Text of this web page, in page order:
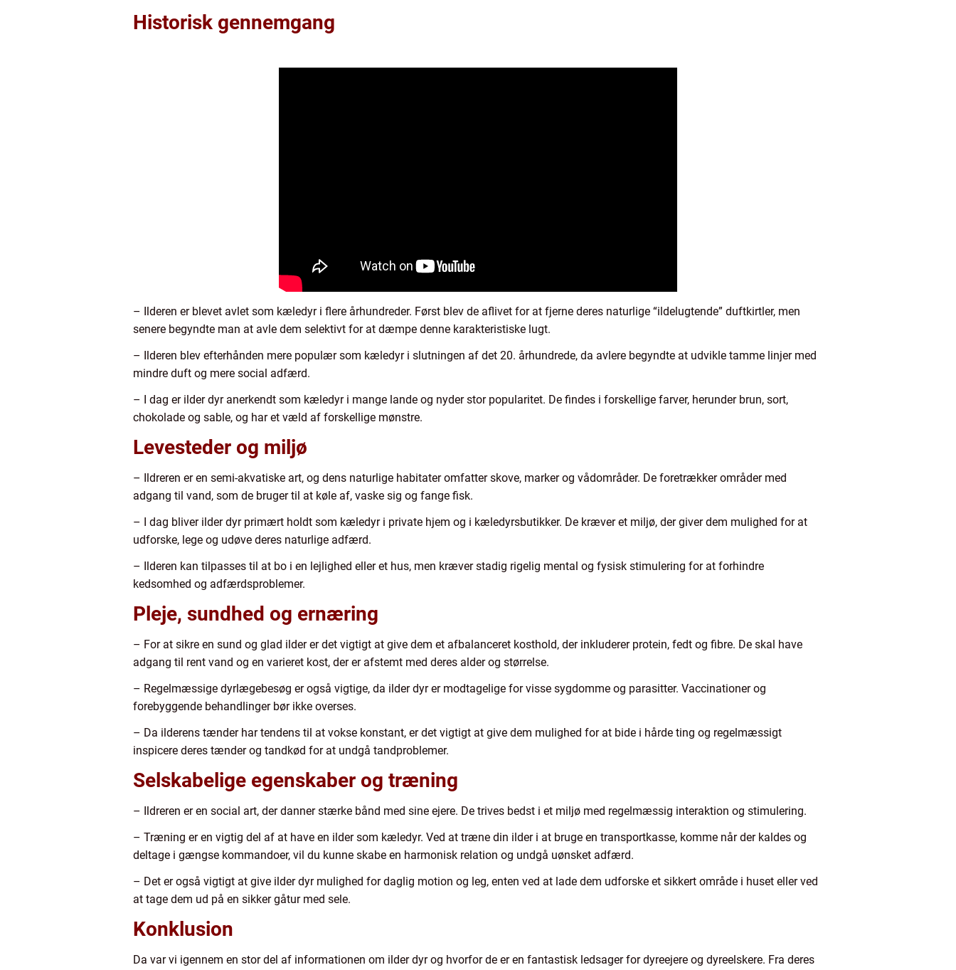
Historisk gennemgang
– Ilderen er blevet avlet som kæledyr i flere århundreder. Først blev de aflivet for at fjerne deres naturlige “ildelugtende” duftkirtler, men
senere begyndte man at avle dem selektivt for at dæmpe denne karakteristiske lugt.
– Ilderen blev efterhånden mere populær som kæledyr i slutningen af det 20. århundrede, da avlere begyndte at udvikle tamme linjer med
mindre duft og mere social adfærd.
– I dag er ilder dyr anerkendt som kæledyr i mange lande og nyder stor popularitet. De findes i forskellige farver, herunder brun, sort,
chokolade og sable, og har et væld af forskellige mønstre.
Levesteder og miljø
– Ildreren er en semi-akvatiske art, og dens naturlige habitater omfatter skove, marker og vådområder. De foretrækker områder med
adgang til vand, som de bruger til at køle af, vaske sig og fange fisk.
– I dag bliver ilder dyr primært holdt som kæledyr i private hjem og i kæledyrsbutikker. De kræver et miljø, der giver dem mulighed for at
udforske, lege og udøve deres naturlige adfærd.
– Ilderen kan tilpasses til at bo i en lejlighed eller et hus, men kræver stadig rigelig mental og fysisk stimulering for at forhindre
kedsomhed og adfærdsproblemer.
Pleje, sundhed og ernæring
– For at sikre en sund og glad ilder er det vigtigt at give dem et afbalanceret kosthold, der inkluderer protein, fedt og fibre. De skal have
adgang til rent vand og en varieret kost, der er afstemt med deres alder og størrelse.
– Regelmæssige dyrlægebesøg er også vigtige, da ilder dyr er modtagelige for visse sygdomme og parasitter. Vaccinationer og
forebyggende behandlinger bør ikke overses.
– Da ilderens tænder har tendens til at vokse konstant, er det vigtigt at give dem mulighed for at bide i hårde ting og regelmæssigt
inspicere deres tænder og tandkød for at undgå tandproblemer.
Selskabelige egenskaber og træning
– Ildreren er en social art, der danner stærke bånd med sine ejere. De trives bedst i et miljø med regelmæssig interaktion og stimulering.
– Træning er en vigtig del af at have en ilder som kæledyr. Ved at træne din ilder i at bruge en transportkasse, komme når der kaldes og
deltage i gængse kommandoer, vil du kunne skabe en harmonisk relation og undgå uønsket adfærd.
– Det er også vigtigt at give ilder dyr mulighed for daglig motion og leg, enten ved at lade dem udforske et sikkert område i huset eller ved
at tage dem ud på en sikker gåtur med sele.
Konklusion
Da var vi igennem en stor del af informationen om ilder dyr og hvorfor de er en fantastisk ledsager for dyreejere og dyreelskere. Fra deres